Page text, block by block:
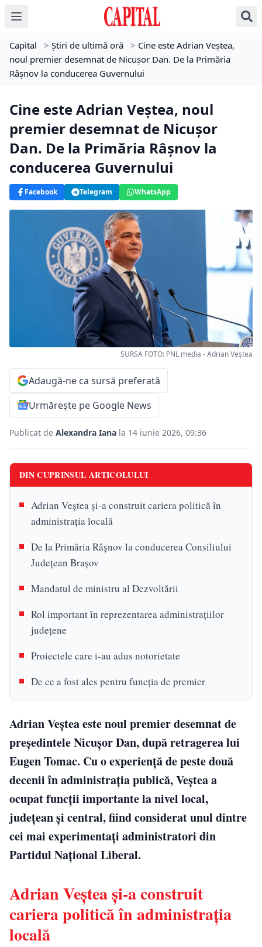
Capital > Știri de ultimă oră > Cine este Adrian Veștea,
noul premier desemnat de Nicușor Dan. De la Primăria
Râșnov la conducerea Guvernului
Cine este Adrian Veștea, noul
premier desemnat de Nicușor
Dan. De la Primăria Râșnov la
conducerea Guvernului
Facebook Telegram WhatsApp
SURSA FOTO: PNL media - Adrian Veştea
Adaugă-ne ca sursă preferată
Urmărește pe Google News
Publicat de Alexandra Iana la 14 iunie 2026, 09:36
DIN CUPRINSUL ARTICOLULUI
Adrian Veștea și-a construit cariera politică în
administrația locală
De la Primăria Râșnov la conducerea Consiliului
Județean Brașov
Mandatul de ministru al Dezvoltării
Rol important în reprezentarea administrațiilor
județene
Proiectele care i-au adus notorietate
De ce a fost ales pentru funcția de premier
Adrian Veștea este noul premier desemnat de
președintele Nicușor Dan, după retragerea lui
Eugen Tomac. Cu o experiență de peste două
decenii în administrația publică, Veștea a
ocupat funcții importante la nivel local,
județean și central, fiind considerat unul dintre
cei mai experimentați administratori din
Partidul Național Liberal.
Adrian Veștea și-a construit
cariera politică în administrația
locală